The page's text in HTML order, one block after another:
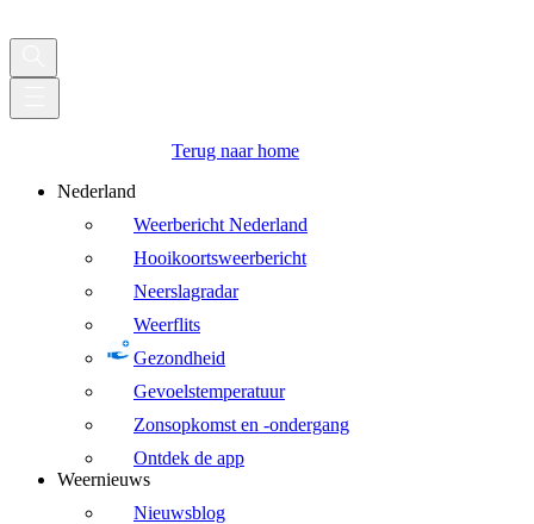
Terug naar home
Nederland
Weerbericht Nederland
Hooikoortsweerbericht
Neerslagradar
Weerflits
Gezondheid
Gevoelstemperatuur
Zonsopkomst en -ondergang
Ontdek de app
Weernieuws
Nieuwsblog